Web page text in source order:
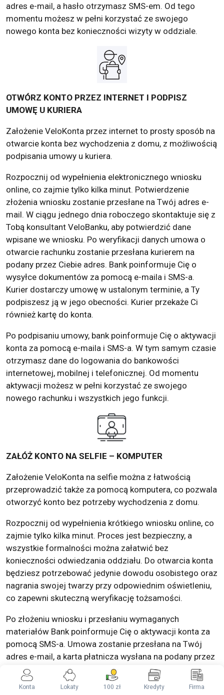
adres e-mail, a hasło otrzymasz SMS-em. Od tego
momentu możesz w pełni korzystać ze swojego
nowego konta bez konieczności wizyty w oddziale.
OTWÓRZ KONTO PRZEZ INTERNET I PODPISZ
UMOWĘ U KURIERA
Założenie VeloKonta przez internet to prosty sposób na
otwarcie konta bez wychodzenia z domu, z możliwością
podpisania umowy u kuriera.
Rozpocznij od wypełnienia elektronicznego wniosku
online, co zajmie tylko kilka minut. Potwierdzenie
złożenia wniosku zostanie przesłane na Twój adres e-
mail. W ciągu jednego dnia roboczego skontaktuje się z
Tobą konsultant VeloBanku, aby potwierdzić dane
wpisane we wniosku. Po weryfikacji danych umowa o
otwarcie rachunku zostanie przesłana kurierem na
podany przez Ciebie adres. Bank poinformuje Cię o
wysyłce dokumentów za pomocą e-maila i SMS-a.
Kurier dostarczy umowę w ustalonym terminie, a Ty
podpiszesz ją w jego obecności. Kurier przekaże Ci
również kartę do konta.
Po podpisaniu umowy, bank poinformuje Cię o aktywacji
konta za pomocą e-maila i SMS-a. W tym samym czasie
otrzymasz dane do logowania do bankowości
internetowej, mobilnej i telefonicznej. Od momentu
aktywacji możesz w pełni korzystać ze swojego
nowego rachunku i wszystkich jego funkcji.
ZAŁÓŻ KONTO NA SELFIE – KOMPUTER
Założenie VeloKonta na selfie można z łatwością
przeprowadzić także za pomocą komputera, co pozwala
otworzyć konto bez potrzeby wychodzenia z domu.
Rozpocznij od wypełnienia krótkiego wniosku online, co
zajmie tylko kilka minut. Proces jest bezpieczny, a
wszystkie formalności można załatwić bez
konieczności odwiedzania oddziału. Do otwarcia konta
będziesz potrzebować jedynie dowodu osobistego oraz
nagrania swojej twarzy przy odpowiednim oświetleniu,
co zapewni skuteczną weryfikację tożsamości.
Po złożeniu wniosku i przesłaniu wymaganych
materiałów Bank poinformuje Cię o aktywacji konta za
pomocą SMS-a. Umowa zostanie przesłana na Twój
adres e-mail, a karta płatnicza wysłana na podany przez
Ciebie adres.
Po otrzymaniu wiadomości z danymi do logowania –
Konta Lokaty 100 zł Kredyty Firma